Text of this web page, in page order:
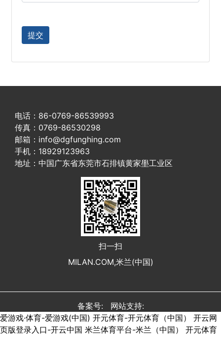
电话：86-0769-86539993
传真：0769-86530298
邮箱：info@dgfunghing.com
手机：18929123963
地址：中国广东省东莞市石排镇黄家壆工业区
扫一扫
MILAN.COM,米兰(中国)
备案号: 网站支持:
爱游戏·体育-爱游戏(中国) 开元体育-开元体育（中国）
开云网
页版登录入口-开云中国 米兰体育平台-米兰（中国）
开元体育